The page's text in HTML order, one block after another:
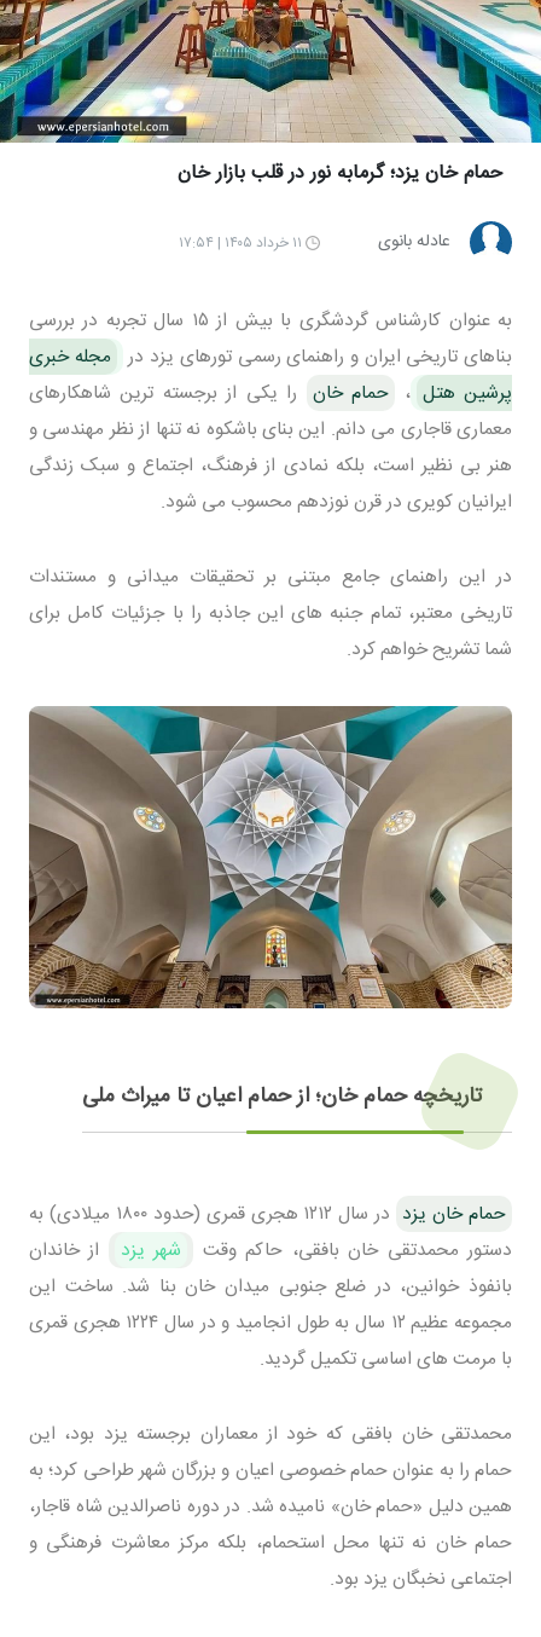
حمام خان یزد؛ گرمابه نور در قلب بازار خان
عادله بانوی ۱۱ خرداد ۱۴۰۵ | ۱۷:۵۴
به عنوان کارشناس گردشگری با بیش از ۱۵ سال تجربه در بررسی
بناهای تاریخی ایران و راهنمای رسمی تورهای یزد در مجله خبری
پرشین هتل ، حمام خان را یکی از برجسته ترین شاهکارهای
معماری قاجاری می دانم. این بنای باشکوه نه تنها از نظر مهندسی و
هنر بی نظیر است، بلکه نمادی از فرهنگ، اجتماع و سبک زندگی
ایرانیان کویری در قرن نوزدهم محسوب می شود.
در این راهنمای جامع مبتنی بر تحقیقات میدانی و مستندات
تاریخی معتبر، تمام جنبه های این جاذبه را با جزئیات کامل برای
شما تشریح خواهم کرد.
تاریخچه حمام خان؛ از حمام اعیان تا میراث ملی
حمام خان یزد
در سال ۱۲۱۲ هجری قمری (حدود ۱۸۰۰ میلادی) به
دستور محمدتقی خان بافقی، حاکم وقت
شهر یزد
از خاندان
بانفوذ خوانین، در ضلع جنوبی میدان خان بنا شد. ساخت این
مجموعه عظیم ۱۲ سال به طول انجامید و در سال ۱۲۲۴ هجری قمری
با مرمت های اساسی تکمیل گردید.
محمدتقی خان بافقی که خود از معماران برجسته یزد بود، این
حمام را به عنوان حمام خصوصی اعیان و بزرگان شهر طراحی کرد؛ به
همین دلیل «حمام خان» نامیده شد. در دوره ناصرالدین شاه قاجار،
حمام خان نه تنها محل استحمام، بلکه مرکز معاشرت فرهنگی و
اجتماعی نخبگان یزد بود.